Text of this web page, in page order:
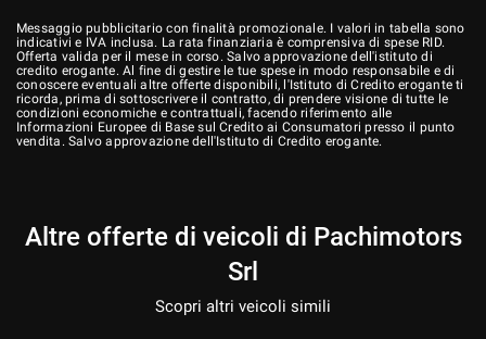
Messaggio pubblicitario con finalità promozionale. I valori in tabella sono
indicativi e IVA inclusa. La rata finanziaria è comprensiva di spese RID.
Offerta valida per il mese in corso. Salvo approvazione dell'istituto di
credito erogante. Al fine di gestire le tue spese in modo responsabile e di
conoscere eventuali altre offerte disponibili, l'Istituto di Credito erogante ti
ricorda, prima di sottoscrivere il contratto, di prendere visione di tutte le
condizioni economiche e contrattuali, facendo riferimento alle
Informazioni Europee di Base sul Credito ai Consumatori presso il punto
vendita. Salvo approvazione dell'Istituto di Credito erogante.
Altre offerte di veicoli di Pachimotors
Srl
Scopri altri veicoli simili